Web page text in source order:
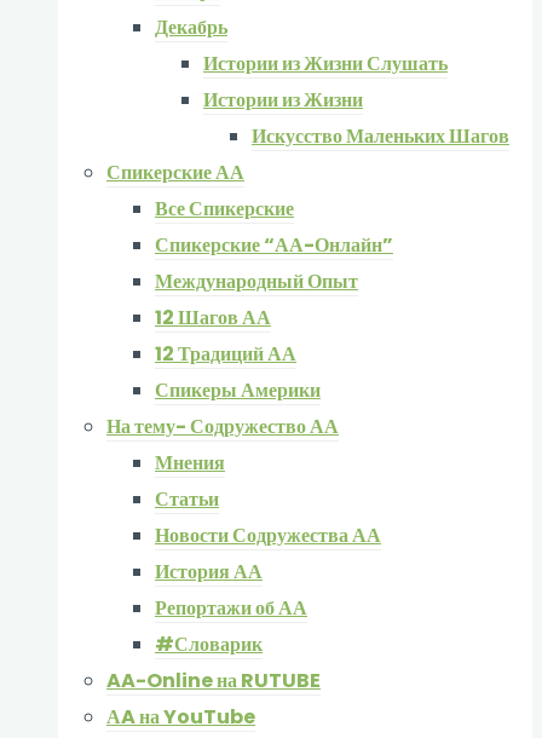
Декабрь
Истории из Жизни Слушать
Истории из Жизни
Искусство Маленьких Шагов
Спикерские АА
Все Спикерские
Спикерские “АА-Онлайн”
Международный Опыт
12 Шагов АА
12 Традиций АА
Спикеры Америки
На тему- Содружество АА
Мнения
Статьи
Новости Содружества АА
История АА
Репортажи об АА
#Словарик
AA-Online на RUTUBE
АA на YouTube